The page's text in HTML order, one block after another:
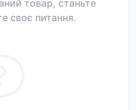
товар, станьте
своє питання.